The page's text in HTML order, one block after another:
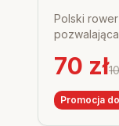
Polski
70 zł
Promocja